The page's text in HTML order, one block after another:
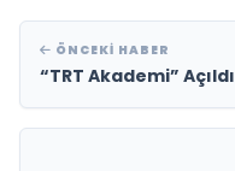
ÖNCEKI HABER
“TRT Akademi” Açıldı